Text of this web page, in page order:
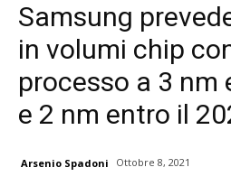
Samsung
in volumi chip
processo a 3 nm
e 2 nm entro il
Arsenio Spadoni Ottobre 8, 2021